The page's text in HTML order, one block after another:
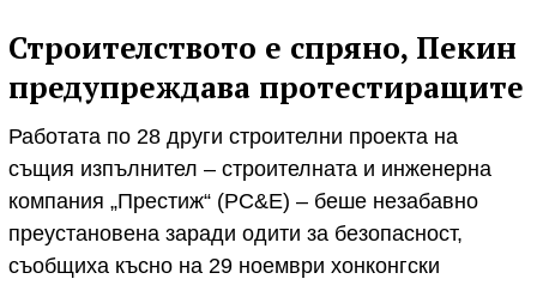
Строителството е спряно, Пекин
предупреждава протестиращите
Работата по 28 други строителни проекта на
същия изпълнител – строителната и инженерна
компания „Престиж“ (PC&E) – беше незабавно
преустановена заради одити за безопасност,
съобщиха късно на 29 ноември хонконгски